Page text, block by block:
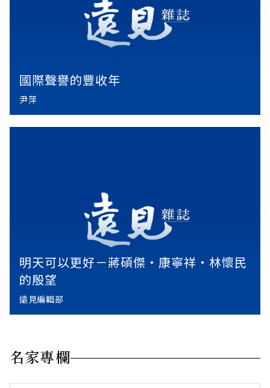
國際聲譽的豐收年
尹萍
明天可以更好－蔣碩傑‧康寧祥‧林懷民
的殷望
遠見編輯部
名家專欄